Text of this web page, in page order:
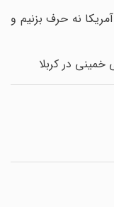
نه حرف بزنیم و
در کربلا